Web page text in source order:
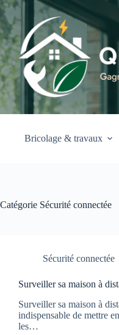
Passer
au
contenu
Bricolage & travaux
Catégorie Sécurité connectée
Sécurité connectée
Surveiller sa maison à
Surveiller sa maison à
indispensable de mettre
les…